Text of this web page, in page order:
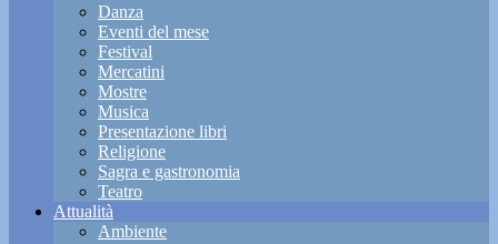
Danza
Eventi del mese
Festival
Mercatini
Mostre
Musica
Presentazione libri
Religione
Sagra e gastronomia
Teatro
Attualità
Ambiente